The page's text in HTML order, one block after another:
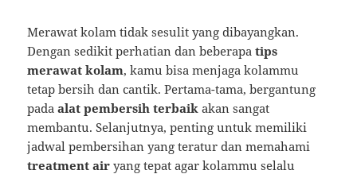
Merawat kolam tidak sesulit yang dibayangkan.
Dengan sedikit perhatian dan beberapatips
merawat kolam, kamu bisa menjaga kolammu
tetap bersih dan cantik. Pertama-tama, bergantung
padaalat pembersih terbaik akan sangat
membantu. Selanjutnya, penting untuk memiliki
jadwal pembersihan yang teratur dan memahami
treatment air yang tepat agar kolammu selalu